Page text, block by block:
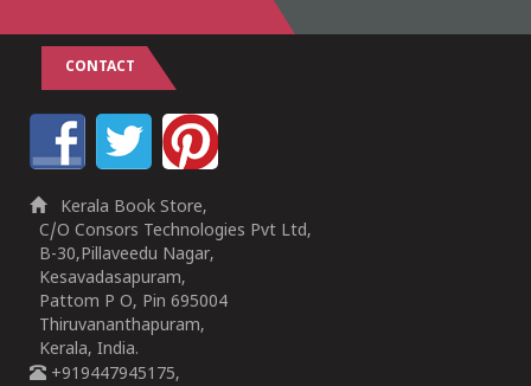
CONTACT
Kerala Book Store,
C/O Consors Technologies Pvt Ltd,
B-30,Pillaveedu Nagar,
Kesavadasapuram,
Pattom P O, Pin 695004
Thiruvananthapuram,
Kerala, India.
+919447945175,